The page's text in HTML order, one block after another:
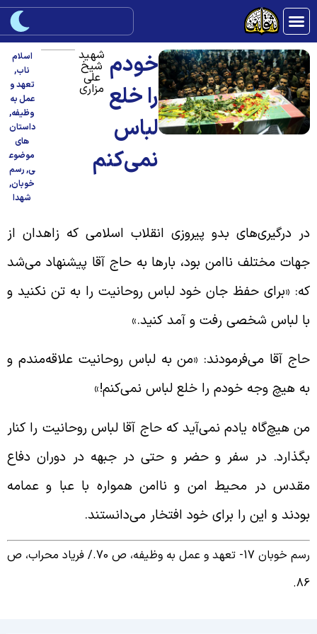
خودم
را خلع
لباس
نمی‌کنم
شهید
شیخ
علی
مزاری
اسلام
ناب,
تعهد و
عمل به
وظیفه,
داستان
های
موضوع
,رسم
خوبان,
شهدا
درگیری‌های بدو پیروزی انقلاب اسلامی که زاهدان از
مختلف ناامن بود، بارها به حاج آقا پیشنهاد می‌شد
«برای حفظ جان خود لباس روحانیت را به تن نکنید و
لباس شخصی رفت و آمد کنید.»
آقا می‌فرمودند: «من به لباس روحانیت علاقه‌مندم و
هیچ وجه خودم را خلع لباس نمی‌کنم!»
هیچ‌گاه یادم نمی‌آید که حاج آقا لباس روحانیت را کنار
در سفر و حضر و حتی در جبهه در دوران دفاع
در محیط امن و ناامن همواره با عبا و عمامه
و این را برای خود افتخار می‌دانستند.
خوبان 17- تعهد و عمل به وظیفه، ص 70./
فریاد محراب، ص